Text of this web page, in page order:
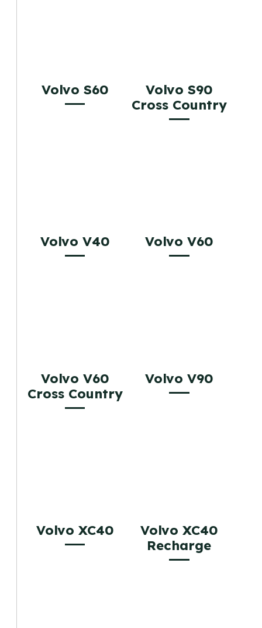
Volvo S60
Volvo S90
Cross Country
Volvo V40 Volvo V60
Volvo V60
Cross Country
Volvo V90
Volvo XC40
Volvo XC40
Recharge